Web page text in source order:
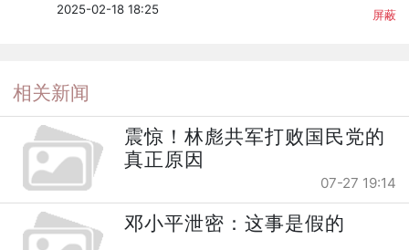
2025-02-18 18:25 屏蔽
相关新闻
震惊！林彪共军打败国民党的
真正原因
07-27 19:14
邓小平泄密：这事是假的